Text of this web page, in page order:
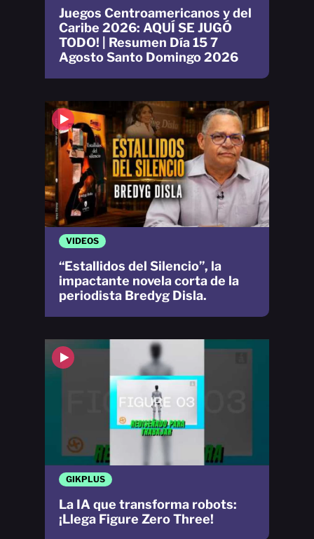
Juegos Centroamericanos y del
Caribe 2026: AQUÍ SE JUGÓ
TODO! | Resumen Día 15 7
Agosto Santo Domingo 2026
GIKPLUS
La IA que transforma robots:
¡Llega Figure Zero Three!
VIDEOS
“Estallidos del Silencio”, la
impactante novela corta de la
periodista Bredyg Disla.